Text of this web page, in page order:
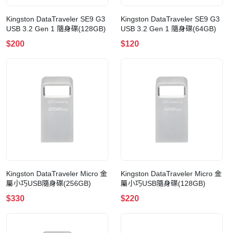
Kingston DataTraveler SE9 G3
USB 3.2 Gen 1 隨身碟(128GB)
$200
Kingston DataTraveler SE9 G3
USB 3.2 Gen 1 隨身碟(64GB)
$120
Kingston DataTraveler Micro 金
屬小巧USB隨身碟(256GB)
$330
Kingston DataTraveler Micro 金
屬小巧USB隨身碟(128GB)
$220